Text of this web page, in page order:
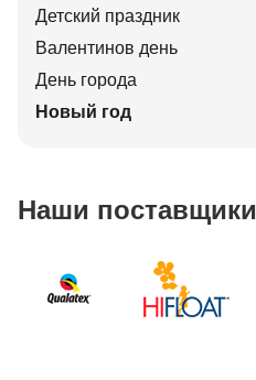
Детский праздник
Валентинов день
День города
Новый год
Наши поставщики